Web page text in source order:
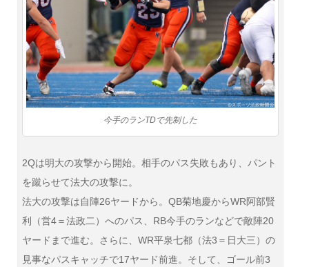
今手のランTDで先制した
2Qは明大の攻撃から開始。相手のパス失敗もあり、パント
を蹴らせて法大の攻撃に。
法大の攻撃は自陣26ヤードから。QB菊地慶からWR阿部賢
利（営4＝法政二）へのパス、RB今手のランなどで敵陣20
ヤードまで進む。さらに、WR平泉七都（法3＝日大三）の
見事なパスキャッチで17ヤード前進。そして、ゴール前3